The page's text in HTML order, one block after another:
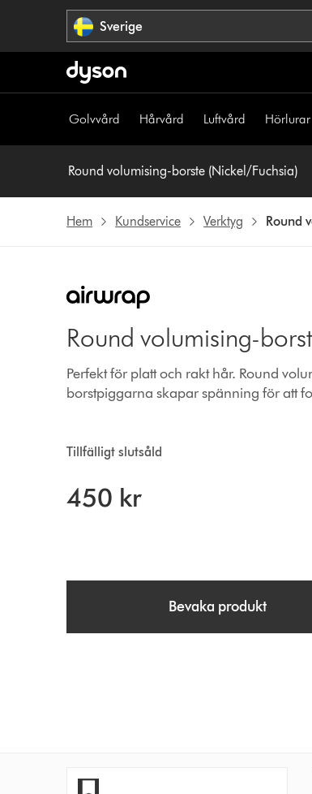
Sverige
Golvvård Hårvård Luftvård Hörlurar
Round volumising-borste (Nickel/Fuchsia)
Hem Kundservice Verktyg Round
Round volumising-
Perfekt för platt och rakt hår. Round
borstpiggarna skapar spänning för att
Tillfälligt slutsåld
450 kr
Bevaka produkt